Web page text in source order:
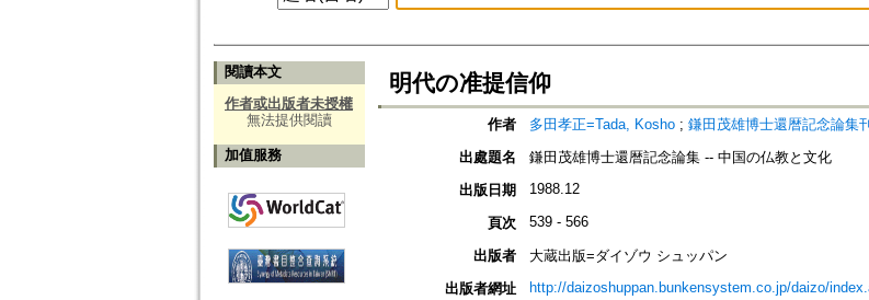
閱讀本文
作者或出版者未授權
無法提供閱讀
加值服務
明代の准提信仰
作者 多田孝正=Tada, Kosho; 鎌田茂雄博士還暦記念論集
出處題名
鎌田茂雄博士還暦記念論集 -- 中国の仏教と文化
出版日期
1988.12
頁次 539 - 566
出版者
大蔵出版=ダイゾウ シュッパン
出版者網址
http://daizoshuppan.bunkensystem.co.jp/daizo/